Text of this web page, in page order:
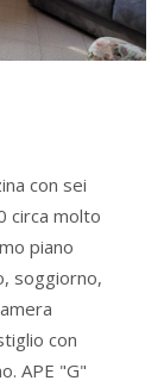
con sei
circa molto
piano
soggiorno,
con
APE "G"